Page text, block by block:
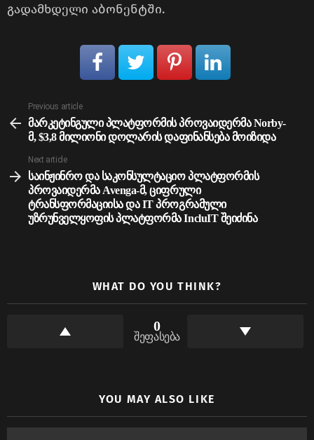
გადამხდელი აბონენტში.
more
Previous article
მარკეტინგული პლატფორმის პროვაიდერმა Norby-
მ, $3,8 მილიონი დოლარის დაფინანსება მოიზიდა
Next article
საინჟინრო და საკონსულტაციო პლატფორმის
პროვაიდერმა Avenga-მ, ციფრული
ტრანსფორმაციისა და IT პროგრამული
უზრუნველყოფის პლატფორმა IncluIT შეიძინა
WHAT DO YOU THINK?
0
შეფასება
YOU MAY ALSO LIKE